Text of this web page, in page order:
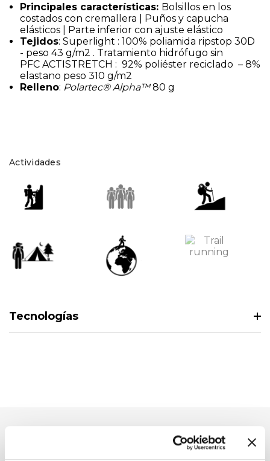
Principales características: Bolsillos en los
costados con cremallera | Puños y capucha
elásticos | Parte inferior con ajuste elástico
Tejidos: Superlight : 100% poliamida ripstop 30D
- peso 43 g/m2 . Tratamiento hidrófugo sin
PFC ACTISTRETCH : 92% poliéster reciclado – 8%
elastano peso 310 g/m2
Relleno: Polartec® Alpha™80 g
Actividades
Tecnologías